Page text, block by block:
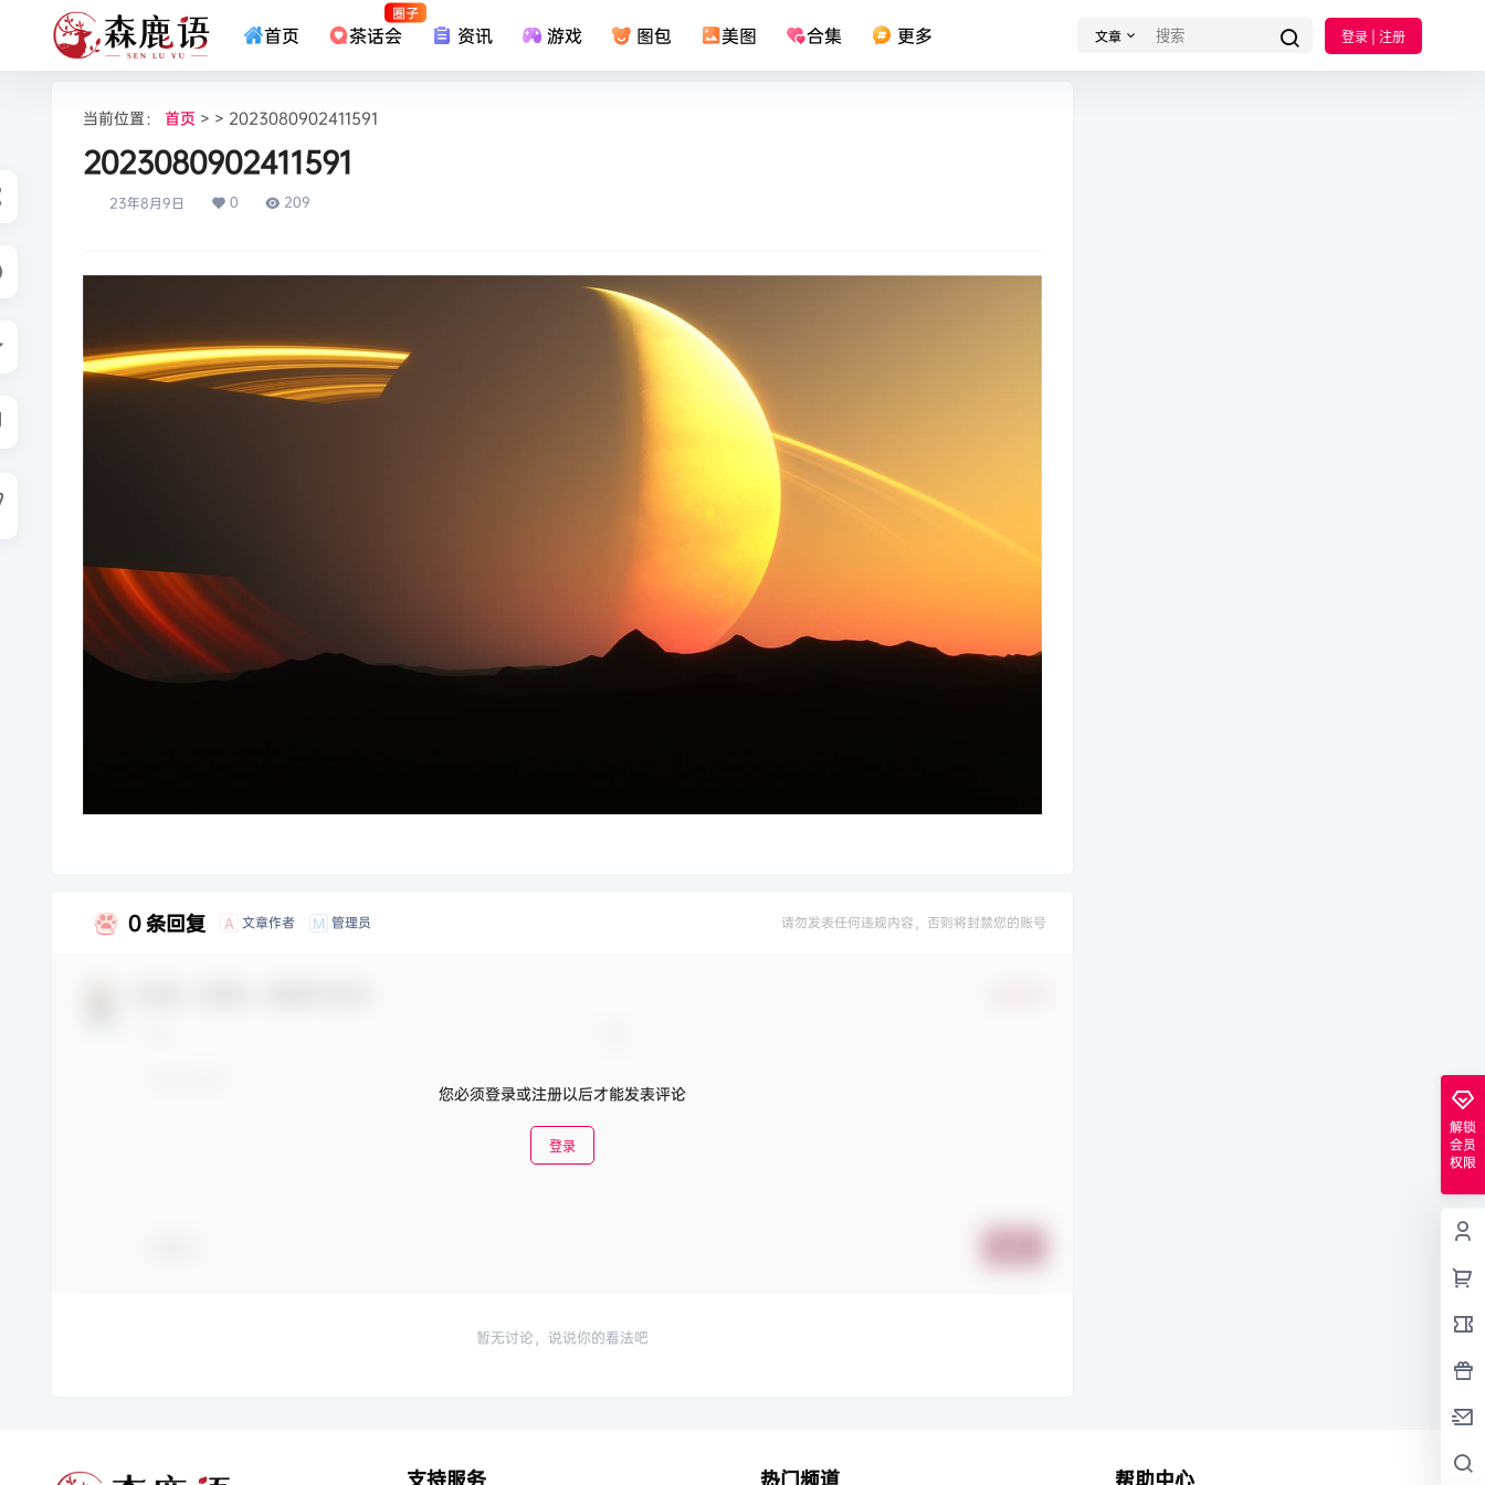
首页 茶话会
圈子
资讯 游戏 图包 美图 合集 更多 文章 登录 | 注册
当前位置： 首页 > > 2023080902411591
2023080902411591
23年8月9日 0 209
0 条回复 A 文章作者 M 管理员 请勿发表任何违规内容，否则将封禁您的账号
您必须登录或注册以后才能发表评论
登录
暂无讨论，说说你的看法吧
解锁
会员
权限
支持服务 热门频道 帮助中心